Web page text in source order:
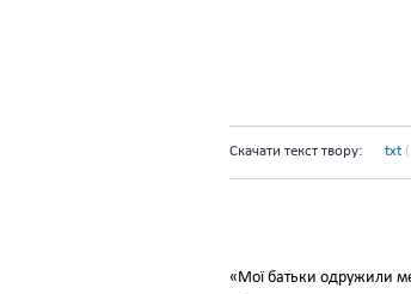
Скачати текст твору: txt
«Мої батьки одружили